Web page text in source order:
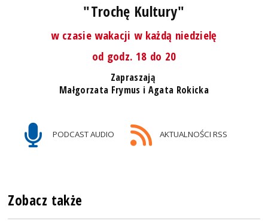
"Trochę Kultury"
w czasie wakacji w każdą niedzielę
od godz. 18 do 20
Zapraszają
Małgorzata Frymus i Agata Rokicka
PODCAST AUDIO AKTUALNOŚCI RSS
Zobacz także